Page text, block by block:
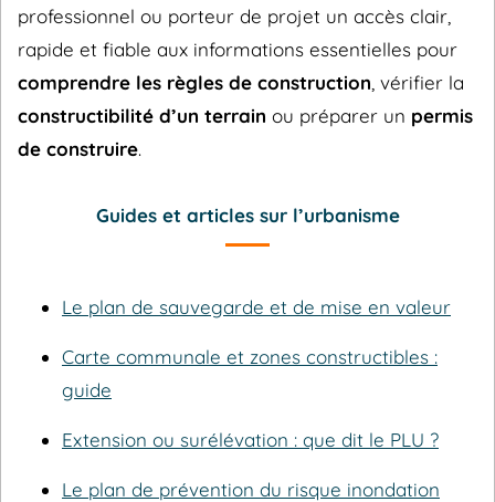
professionnel ou porteur de projet un accès clair,
rapide et fiable aux informations essentielles pour
comprendre les règles de construction , vérifier la
constructibilité d’un terrain ou préparer un permis
de construire.
Guides et articles sur l’urbanisme
Le plan de sauvegarde et de mise en valeur
Carte communale et zones constructibles :
guide
Extension ou surélévation : que dit le PLU ?
Le plan de prévention du risque inondation